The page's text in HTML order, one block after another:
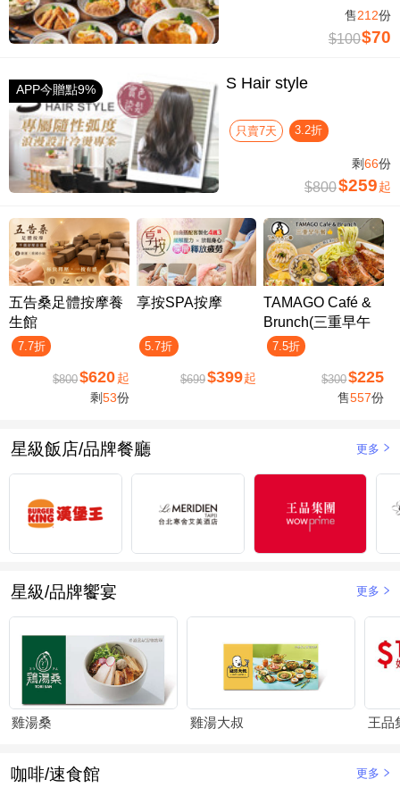
售212份
$100$70
APP今贈點9% S Hair style
只賣7天 3.2折
剩66份
$800$259 起
五告桑足體按摩養
生館
7.7折
$800$620 起
剩53份
享按SPA按摩
5.7折
$699$399起
TAMAGO Café &
Brunch(三重早午
餐)
7.5折
$300$225
售557份
星級飯店/品牌餐廳 更多
星級/品牌饗宴 更多
雞湯桑 雞湯大叔 王品
咖啡/速食館 更多